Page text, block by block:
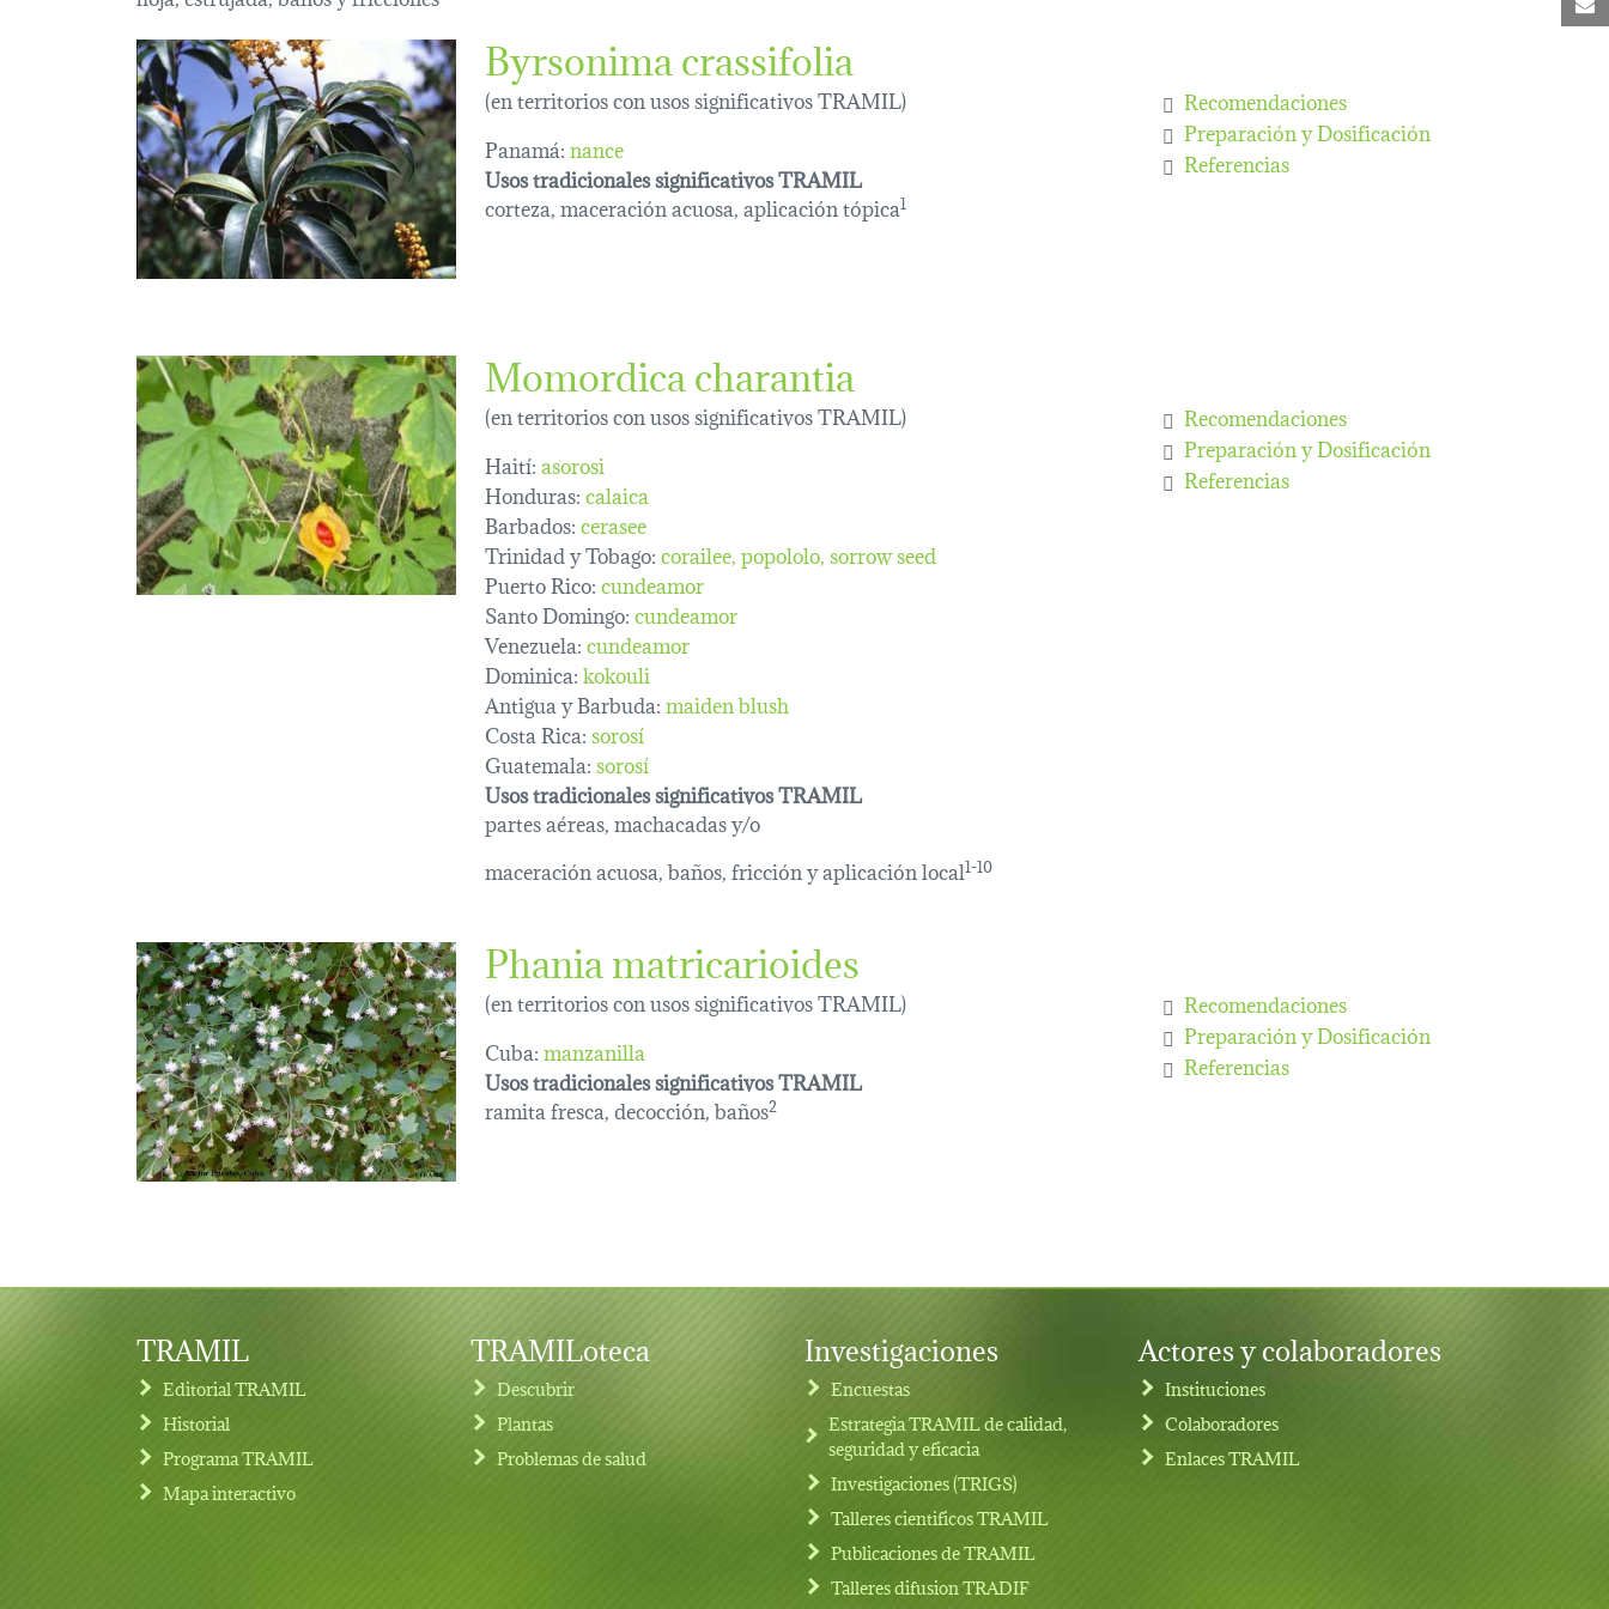
Byrsonima crassifolia
(en territorios con usos significativos TRAMIL)
Panamá:nance
Usos tradicionales significativos TRAMIL
corteza, maceración acuosa, aplicación tópica1
Recomendaciones
Preparación y Dosificación
Referencias
Momordica charantia
(en territorios con usos significativos TRAMIL)
Haití:asorosi
Honduras:calaica
Barbados:cerasee
Trinidad y Tobago:corailee popololo sorrow seed
Puerto Rico:cundeamor
Santo Domingo:cundeamor
Venezuela:cundeamor
Dominica:kokouli
Antigua y Barbuda:maiden blush
Costa Rica:sorosí
Guatemala:sorosí
Usos tradicionales significativos TRAMIL
partes aéreas, machacadas y/o
maceración acuosa, baños, fricción y aplicación local1-10
Recomendaciones
Preparación y Dosificación
Referencias
Phania matricarioides
(en territorios con usos significativos TRAMIL)
Cuba:manzanilla
Usos tradicionales significativos TRAMIL
ramita fresca, decocción, baños2
Recomendaciones
Preparación y Dosificación
Referencias
Footer menu
TRAMIL
Editorial TRAMIL
Historial
Programa TRAMIL
Mapa interactivo
TRAMILoteca
Descubrir
Plantas
Problemas de salud
Investigaciones
Encuestas
Estrategia TRAMIL de calidad,
seguridad y eficacia
Investigaciones (TRIGS)
Talleres cientificos TRAMIL
Publicaciones de TRAMIL
Talleres difusion TRADIF
Actores y colaboradores
Instituciones
Colaboradores
Enlaces TRAMIL